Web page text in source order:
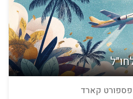
פספורט קארד